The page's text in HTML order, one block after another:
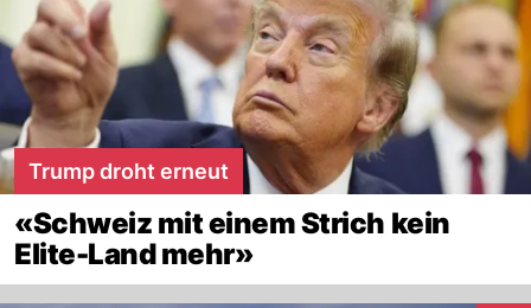
Trump droht erneut
«Schweiz mit einem Strich kein
Elite-Land mehr»